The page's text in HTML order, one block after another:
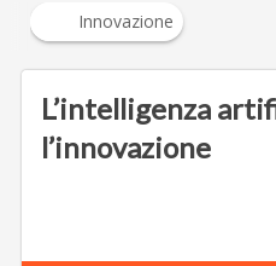
Innovazione
L’intelligenza
l’innovazione